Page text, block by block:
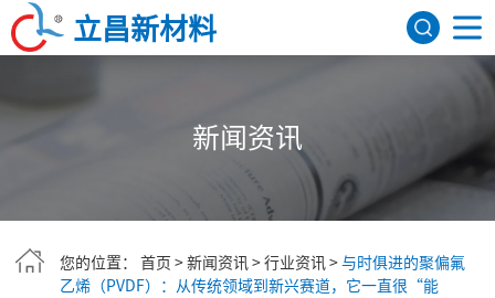
立昌新材料
FEP聚全氟乙丙烯
PFA可熔性聚四氟乙烯
PVDF聚偏氟乙烯
ETFE四氟乙烯共聚物
氟树脂色母
PEEK
应用领域
新闻资讯
您的位置： 首页 > 新闻资讯 > 行业资讯 > 与时俱进的聚偏氟
乙烯（PVDF）：从传统领域到新兴赛道，它一直很“能